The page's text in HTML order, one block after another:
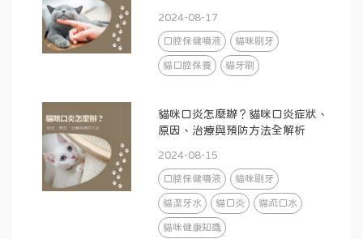
2024-08-17
口腔保健噴液 貓咪刷牙
貓口腔保養 貓牙刷
貓咪口炎怎麼辦？貓咪口炎症狀、
原因、治療與預防方法全解析
2024-08-15
口腔保健噴液 貓咪刷牙
貓潔牙水 貓口炎 貓流口水
貓咪健康知識